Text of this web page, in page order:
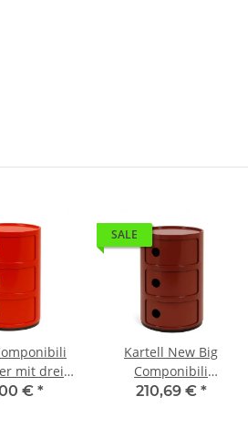
mit drei
Rot
€ *
SALE
Kartell New Big
Componibili
Container mit drei
210,69 € *